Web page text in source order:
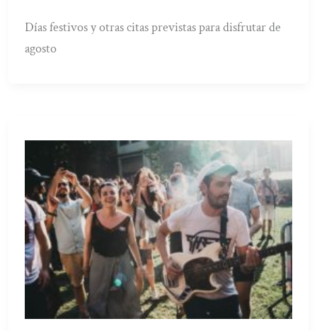
Días festivos y otras citas previstas para disfrutar de
agosto